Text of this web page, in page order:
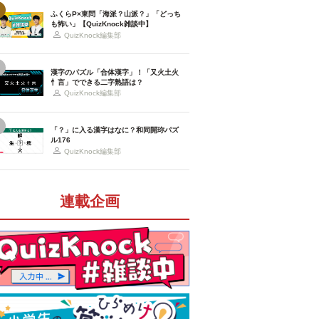
ふくらP×東問「海派？山派？」「どっち
も怖い」【QuizKnock雑談中】
QuizKnock編集部
漢字のパズル「合体漢字」！「又火土火
忄言」でできる二字熟語は？
QuizKnock編集部
「？」に入る漢字はなに？和同開珎パズ
ル176
QuizKnock編集部
連載企画